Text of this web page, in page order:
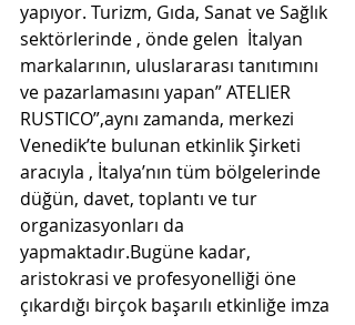
yapıyor. Turizm, Gıda, Sanat ve Sağlık
sektörlerinde , önde gelen  İtalyan
markalarının, uluslararası tanıtımını
ve pazarlamasını yapan” ATELIER
RUSTICO”,aynı zamanda, merkezi
Venedik’te bulunan etkinlik Şirketi
aracıyla , İtalya’nın tüm bölgelerinde
düğün, davet, toplantı ve tur
organizasyonları da
yapmaktadır.Bugüne kadar,
aristokrasi ve profesyonelliği öne
çıkardığı birçok başarılı etkinliğe imza